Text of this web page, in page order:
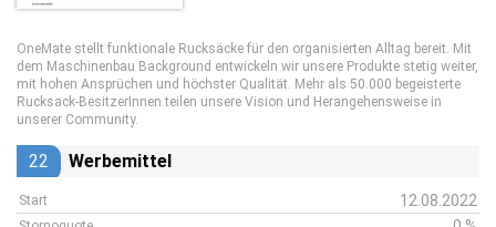
OneMate stellt funktionale Rucksäcke für den organisierten Alltag bereit. Mit
dem Maschinenbau Background entwickeln wir unsere Produkte stetig weiter,
mit hohen Ansprüchen und höchster Qualität. Mehr als 50.000 begeisterte
Rucksack-BesitzerInnen teilen unsere Vision und Herangehensweise in
unserer Community.
22 Werbemittel
Start 12.08.2022